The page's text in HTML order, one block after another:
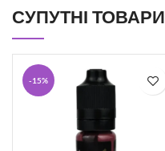
СУПУТНІ ТОВАРИ
-15%